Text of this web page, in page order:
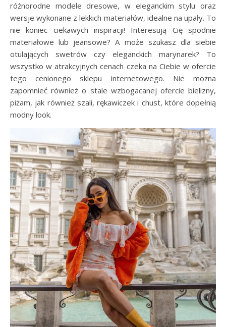
różnorodne modele dresowe, w eleganckim stylu oraz
wersje wykonane z lekkich materiałów, idealne na upały. To
nie koniec ciekawych inspiracji! Interesują Cię spodnie
materiałowe lub jeansowe? A może szukasz dla siebie
otulających swetrów czy eleganckich marynarek? To
wszystko w atrakcyjnych cenach czeka na Ciebie w ofercie
tego cenionego sklepu internetowego. Nie można
zapomnieć również o stale wzbogacanej ofercie bielizny,
piżam, jak również szali, rękawiczek i chust, które dopełnią
modny look.